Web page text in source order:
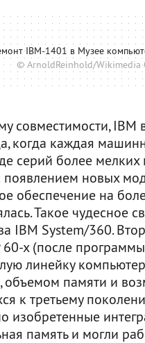
IBM-1401 в Музее
© ArnoldReinhold/Wikimedia
совместимости, IBM
когда каждая
серий более
появлением новых
обеспечение на
Такое чудесное
IBM System/360.
х (после программы
линейку
объемом памяти и
к третьему
изобретенные
память и могли